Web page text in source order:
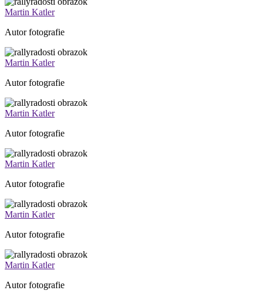
Martin Katler
Autor fotografie
Martin Katler
Autor fotografie
Martin Katler
Autor fotografie
Martin Katler
Autor fotografie
Martin Katler
Autor fotografie
Martin Katler
Autor fotografie